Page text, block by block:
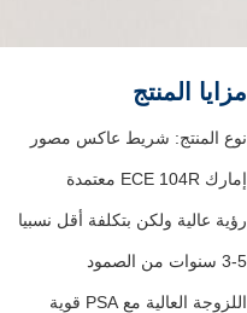
مزايا المنتج
نوع المنتج: شريط عاكس مصور
إمارك ECE 104R معتمدة
رؤية عالية ولكن بتكلفة أقل نسبيا
3-5 سنوات من الصمود
اللزوجة العالية مع PSA قوية